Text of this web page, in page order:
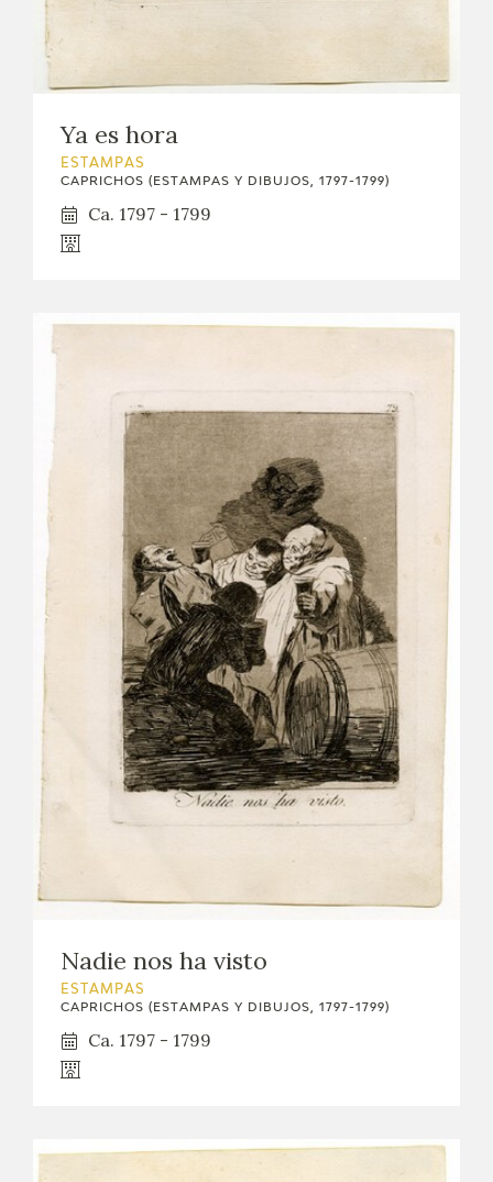
Ya es hora
ESTAMPAS
CAPRICHOS (ESTAMPAS Y DIBUJOS, 1797-1799)
Ca. 1797 - 1799
Nadie nos ha visto
ESTAMPAS
CAPRICHOS (ESTAMPAS Y DIBUJOS, 1797-1799)
Ca. 1797 - 1799